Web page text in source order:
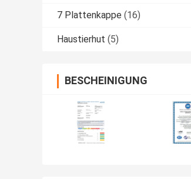
7 Plattenkappe (16)
Haustierhut (5)
BESCHEINIGUNG